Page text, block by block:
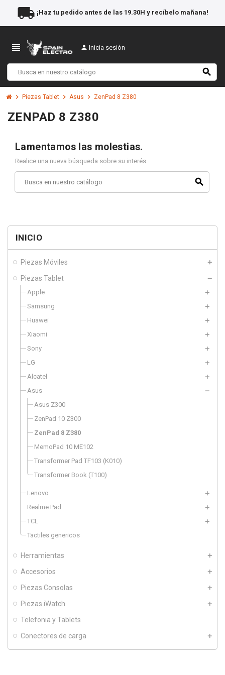
local_shipping ¡Haz tu pedido antes de las 19.30H y recíbelo mañana!
view_headline person Inicia sesión
search
chevron_right Piezas Tablet chevron_right Asus chevron_right ZenPad 8 Z380
INICIO
Piezas Móviles
Piezas Tablet
Apple
Samsung
Huawei
Xiaomi
Sony
LG
Alcatel
Asus
Asus Z300
ZenPad 10 Z300
ZenPad 8 Z380
MemoPad 10 ME102
Transformer Pad TF103 (K010)
Transformer Book (T100)
Lenovo
Realme Pad
TCL
Tactiles genericos
Herramientas
Accesorios
Piezas Consolas
Piezas iWatch
Telefonia y Tablets
Conectores de carga
ZENPAD 8 Z380
Lamentamos las molestias.
Realice una nueva búsqueda sobre su interés
search